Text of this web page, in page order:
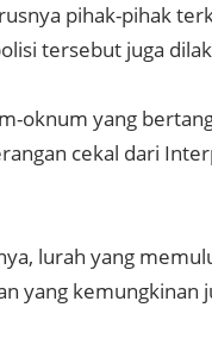
pihak-pihak
tersebut juga
oknum yang
cekal dari
lurah yang
yang kemungkinan